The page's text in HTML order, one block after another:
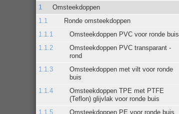
Omsteekdoppen
Ronde omsteekdoppen
Omsteekdoppen PVC voor ronde buis
Omsteekdoppen PVC transparant -
rond
Omsteekdoppen met vilt voor ronde
buis
Omsteekdoppen TPE met PTFE
(Teflon) glijvlak voor ronde buis
Omsteekdoppen PE voor ronde buis